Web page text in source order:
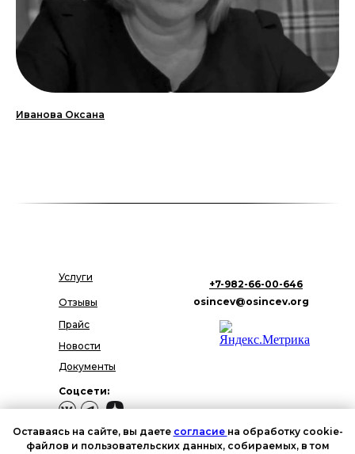
Иванова Оксана
Услуги
Отзывы
Прайс
Новости
Документы
+7-982-66-00-646
osincev@osincev.org
Соцсети:
Оставаясь на сайте, вы даете согласие на обработку cookie-
файлов и пользовательских данных, собираемых, в том